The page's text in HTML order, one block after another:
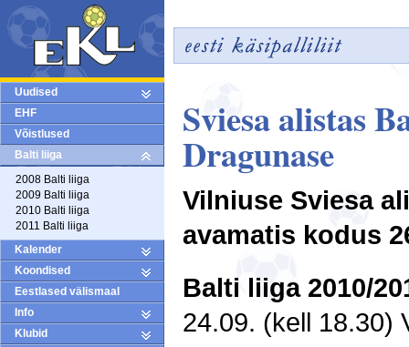
Uudised
EHF
Võistlused
Balti liiga
2008 Balti liiga
2009 Balti liiga
2010 Balti liiga
2011 Balti liiga
Kalender
Koondised
Eestlased välismaal
Info
Klubid
Sviesa alistas
Dragunase
Vilniuse Sviesa
avamatis kodus
Balti liiga 2010/
24.09. (kell 18.30)